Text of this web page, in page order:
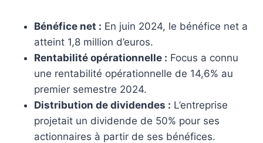
Bénéfice net : En juin 2024, le bénéfice net a
atteint 1,8 million d’euros.
Rentabilité opérationnelle : Focus a connu
une rentabilité opérationnelle de 14,6% au
premier semestre 2024.
Distribution de dividendes : L’entreprise
projetait un dividende de 50% pour ses
actionnaires à partir de ses bénéfices.